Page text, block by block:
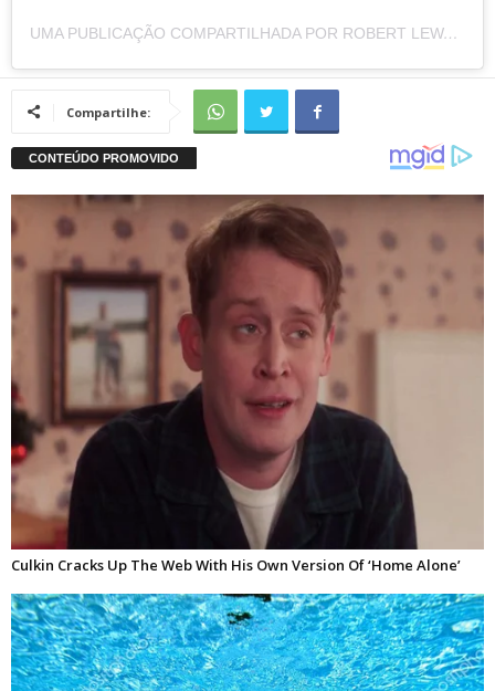
UMA PUBLICAÇÃO COMPARTILHADA POR ROBERT LEWANDOWSKI (@_RL9)
Compartilhe: